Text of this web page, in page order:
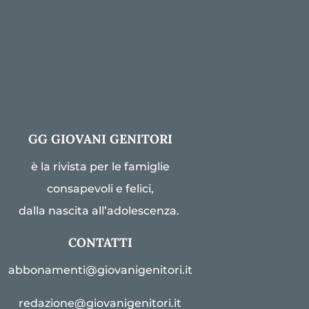
GG GIOVANI GENITORI
è la rivista per le famiglie
consapevoli e felici,
dalla nascita all’adolescenza.
CONTATTI
abbonamenti@giovanigenitori.it
redazione@giovanigenitori.it